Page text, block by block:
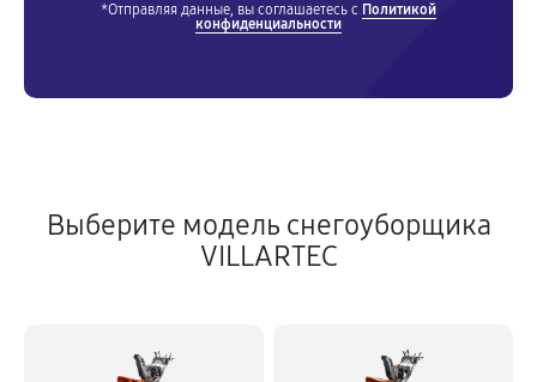
*Отправляя данные, вы соглашаетесь с Политикой
конфиденциальности
Выберите модель снегоуборщика
VILLARTEC